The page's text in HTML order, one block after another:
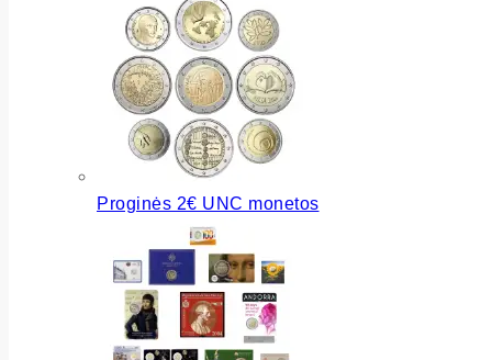
Proginės 2€ UNC monetos